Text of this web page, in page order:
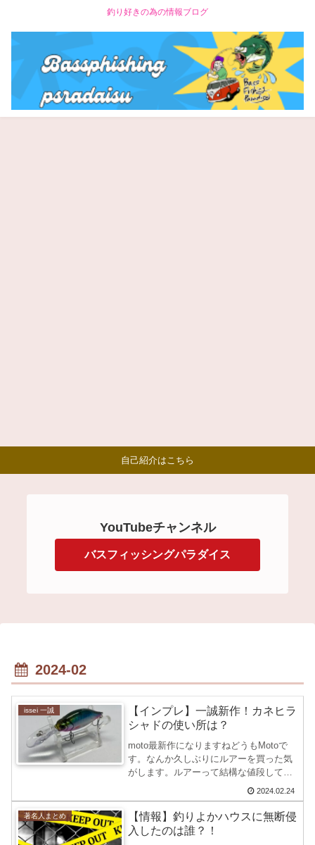
釣り好きの為の情報ブログ
自己紹介はこちら
YouTubeチャンネル
バスフィッシングパラダイス
2024-02
issei 一誠
【インプレ】一誠新作！カネヒラ
シャドの使い所は？
moto最新作になりますねどうもMotoで
す。なんか久しぶりにルアーを買った気
がします。ルアーって結構な値段してい
る気がするのは気のせいですかね？昔は
1000円くらいで購入できていた気がする
んですが‘’‘ともあれ、今回購入したのが
一誠 KA...
2024.02.24
著名人まとめ
【情報】釣りよかハウスに無断侵
入したのは誰？！